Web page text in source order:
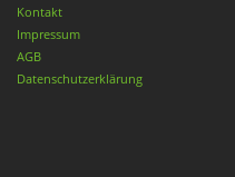
Kontakt
Impressum
AGB
Datenschutzerklärung